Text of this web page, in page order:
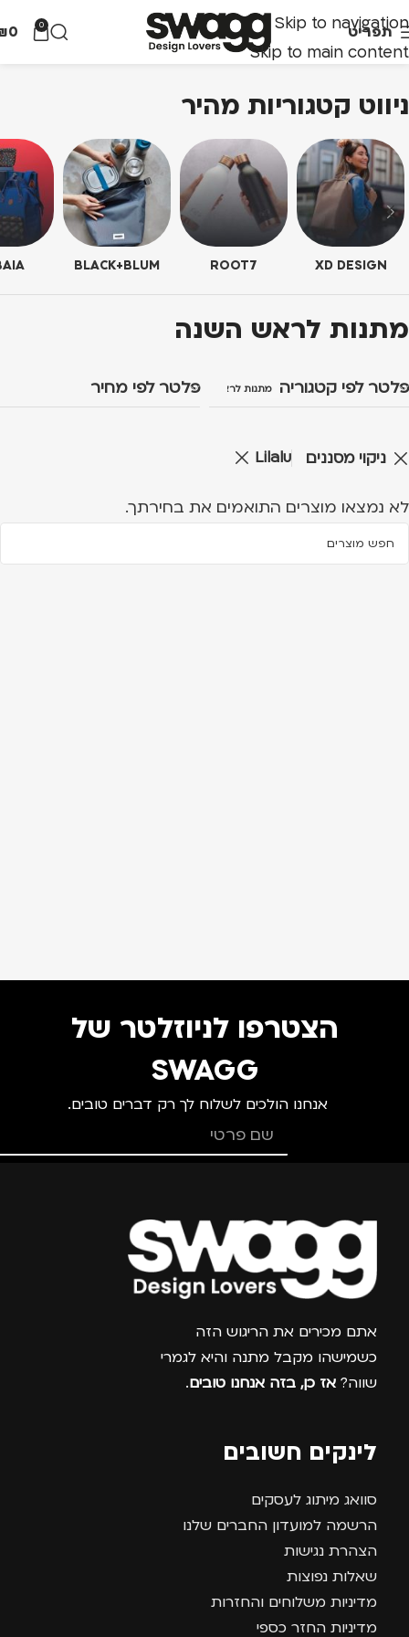
Skip to navigation
Skip to main content
תפריט 0
0
ניווט קטגוריות מהיר
XD DESIGN
ROOT7
BLACK+BLUM
מתנות לראש השנה
פלטר לפי קטגוריה מתנות לראש השנהפלטר לפי מחיר
ניקוי מסננים Lilalu
לא נמצאו מוצרים התואמים את בחירתך.
הצטרפו לניוזלטר של
SWAGG
אנחנו הולכים לשלוח לך רק דברים טובים.
צרפו אותי למועדון
אתם מכירים את הריגוש הזה
כשמישהו מקבל מתנה והיא לגמרי
שווה? אז כן, בזה אנחנו טובים.
לינקים חשובים
סוואג מיתוג לעסקים
הרשמה למועדון החברים שלנו
הצהרת נגישות
שאלות נפוצות
מדיניות משלוחים והחזרות
מדיניות החזר כספי